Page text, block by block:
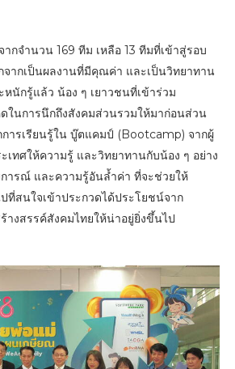
กจำนวน 169 ทีม เหลือ 13 ทีมที่เข้าสู่รอบ
ากเป็นผลงานที่มีคุณค่า และเป็นวิทยาทาน
นักรู้แล้ว น้อง ๆ เยาวชนที่เข้าร่วม
ในการนึกถึงสังคมส่วนรวมให้มาก่อนส่วน
การเรียนรู้ใน บู๊ตแคมป์ (Bootcamp) จากผู้
ทศให้ความรู้ และวิทยาทานกับน้อง ๆ อย่าง
ารณ์ และความรู้อันล้ำค่า ที่จะช่วยให้
ที่สนใจเข้าประกวดได้ประโยชน์จาก
างสรรค์สังคมไทยให้น่าอยู่ยิ่งขึ้นไป